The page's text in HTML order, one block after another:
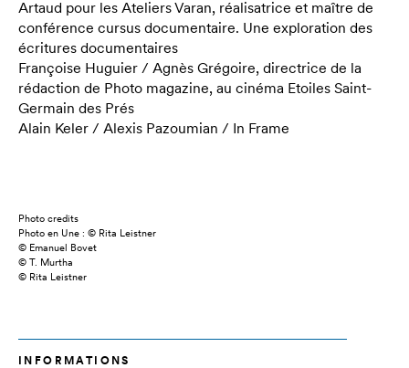
Artaud pour les Ateliers Varan, réalisatrice et maître de
conférence cursus documentaire. Une exploration des
écritures documentaires
Françoise Huguier / Agnès Grégoire, directrice de la
rédaction de Photo magazine, au cinéma Etoiles Saint-
Germain des Prés
Alain Keler / Alexis Pazoumian / In Frame
Photo credits
Photo en Une : © Rita Leistner
© Emanuel Bovet
© T. Murtha
© Rita Leistner
INFORMATIONS